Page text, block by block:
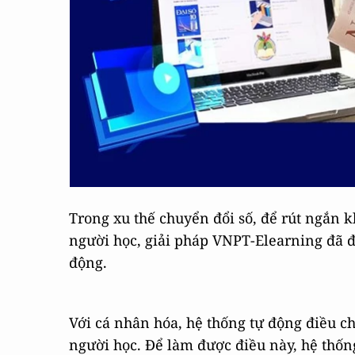
Trong xu thế chuyển đổi số, để rút ngắn
người học, giải pháp VNPT-Elearning đã
động.
Với cá nhân hóa, hệ thống tự động điều
người học. Để làm được điều này, hệ